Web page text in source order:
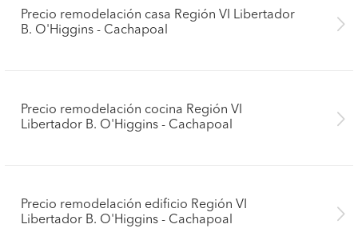
Precio remodelación casa Región VI Libertador
B. O'Higgins - Cachapoal
Precio remodelación cocina Región VI
Libertador B. O'Higgins - Cachapoal
Precio remodelación edificio Región VI
Libertador B. O'Higgins - Cachapoal